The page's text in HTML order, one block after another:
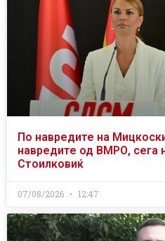
По навредите на
навредите од ВМРО, сега
Стоилковиќ
07/08/2026 12:47